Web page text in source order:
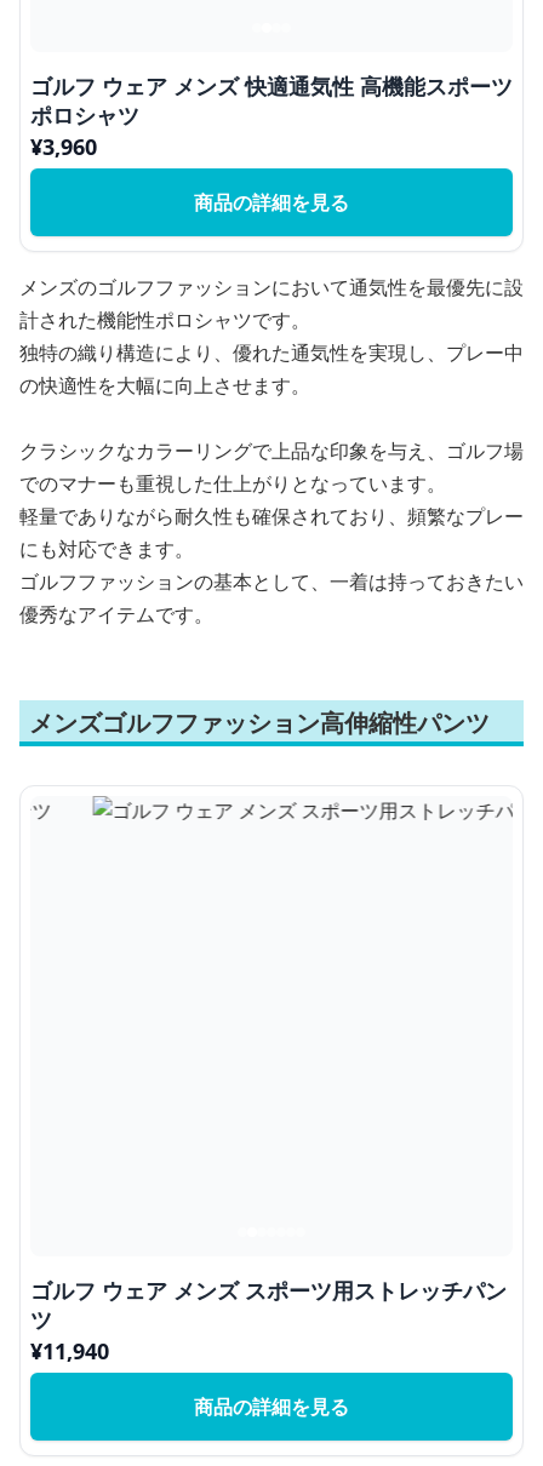
ゴルフ ウェア メンズ 快適通気性 高機能スポーツ
ポロシャツ
¥3,960
商品の詳細を見る
メンズのゴルフファッションにおいて通気性を最優先に設
計された機能性ポロシャツです。
独特の織り構造により、優れた通気性を実現し、プレー中
の快適性を大幅に向上させます。
クラシックなカラーリングで上品な印象を与え、ゴルフ場
でのマナーも重視した仕上がりとなっています。
軽量でありながら耐久性も確保されており、頻繁なプレー
にも対応できます。
ゴルフファッションの基本として、一着は持っておきたい
優秀なアイテムです。
メンズゴルフファッション高伸縮性パンツ
ゴルフ ウェア メンズ スポーツ用ストレッチパン
ツ
¥11,940
商品の詳細を見る